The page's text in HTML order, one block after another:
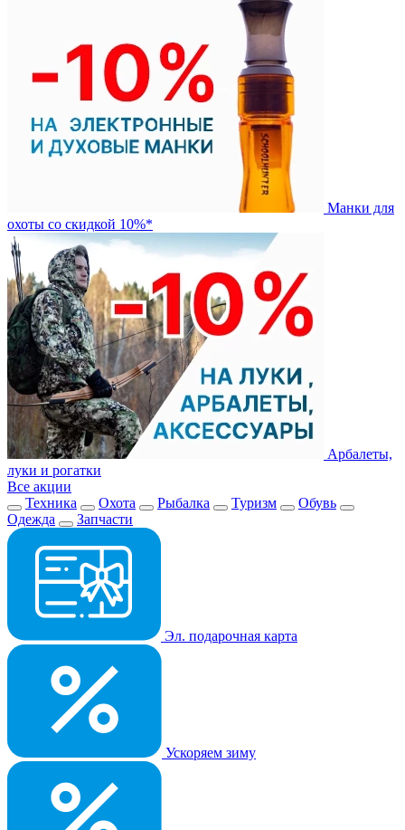
Манки для
охоты со скидкой 10%*
Арбалеты,
луки и рогатки
Все акции
Техника
Охота Рыбалка Туризм
Обувь
Одежда
Запчасти
Эл. подарочная карта
Ускоряем зиму